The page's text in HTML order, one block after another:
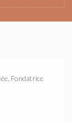
Fondatrice